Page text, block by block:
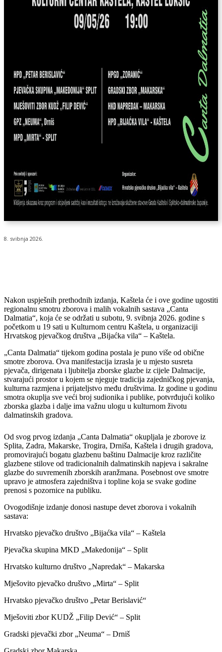
8. svibnja 2026.
Nakon uspješnih prethodnih izdanja, Kaštela će i ove godine ugostiti
regionalnu smotru zborova i malih vokalnih sastava „Canta
Dalmatia“, koja će se održati u subotu, 9. svibnja 2026. godine s
početkom u 19 sati u Kulturnom centru Kaštela, u organizaciji
Hrvatskog pjevačkog društva „Bijaćka vila“ – Kaštela.
„Canta Dalmatia“ tijekom godina postala je puno više od obične
smotre zborova. Ova manifestacija izrasla je u mjesto susreta
pjevača, dirigenata i ljubitelja zborske glazbe iz cijele Dalmacije,
stvarajući prostor u kojem se njeguje tradicija zajedničkog pjevanja,
kulturna razmjena i prijateljstvo među društvima. Iz godine u godinu
smotra okuplja sve veći broj sudionika i publike, potvrđujući koliko
zborska glazba i dalje ima važnu ulogu u kulturnom životu
dalmatinskih gradova.
Od svog prvog izdanja „Canta Dalmatia“ okupljala je zborove iz
Splita, Zadra, Makarske, Trogira, Drniša, Kaštela i drugih gradova,
promovirajući bogatu glazbenu baštinu Dalmacije kroz različite
glazbene stilove od tradicionalnih dalmatinskih napjeva i sakralne
glazbe do suvremenih zborskih aranžmana. Posebnost ove smotre
upravo je atmosfera zajedništva i topline koja se svake godine
prenosi s pozornice na publiku.
Ovogodišnje izdanje donosi nastupe devet zborova i vokalnih
sastava:
Hrvatsko pjevačko društvo „Bijaćka vila“ – Kaštela
Pjevačka skupina MKD „Makedonija“ – Split
Hrvatsko kulturno društvo „Napredak“ – Makarska
Mješovito pjevačko društvo „Mirta“ – Split
Hrvatsko pjevačko društvo „Petar Berislavić“
Mješoviti zbor KUDŽ „Filip Dević“ – Split
Gradski pjevački zbor „Neuma“ – Drniš